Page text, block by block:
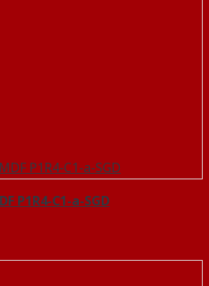
P1R4-C1-a-SGD